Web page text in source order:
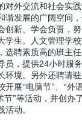
对外交流和社会实
谐发展的广阔空间
创新、学会负责，
学生。人文管理学
选聘素质高的班主
员，提供24小时服
环境。另外还聘请
开展“电脑节”、“外
节”等活动，并创办
活动。